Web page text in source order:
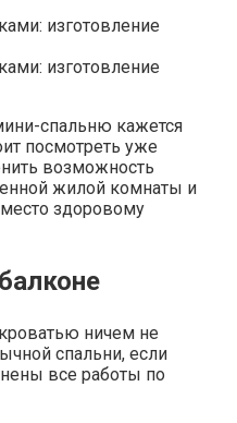
спальню кажется
посмотреть уже
возможность
жилой комнаты и
место здоровому
ничем не
спальни, если
все работы по